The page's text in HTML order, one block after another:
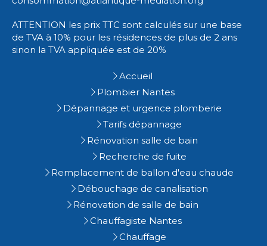
ATTENTION les prix TTC sont calculés sur une base
de TVA à 10% pour les résidences de plus de 2 ans
sinon la TVA appliquée est de 20%
Accueil
Plombier Nantes
Dépannage et urgence plomberie
Tarifs dépannage
Rénovation salle de bain
Recherche de fuite
Remplacement de ballon d'eau chaude
Débouchage de canalisation
Rénovation de salle de bain
Chauffagiste Nantes
Chauffage